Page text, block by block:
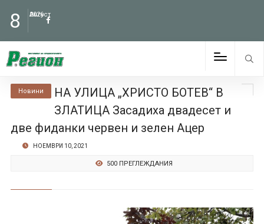
8 Август
2026
Новини
НА УЛИЦА „ХРИСТО БОТЕВ“ В
ЗЛАТИЦА Засадиха двадесет и
две фиданки червен и зелен Ацер
НОЕМВРИ 10, 2021
500 ПРЕГЛЕЖДАНИЯ